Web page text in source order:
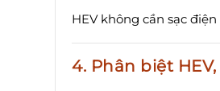
HEV không cần sạc
4. Phân biệt HEV,